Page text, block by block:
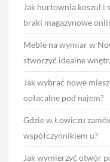
Jak hurtownia koszul i
braki magazynowe
Meble na wymiar w
stworzyć idealne
Jak wybrać nowe
opłacalne pod najem?
Gdzie w Łowiczu
współczynnikiem u?
Jak wymierzyć otwór